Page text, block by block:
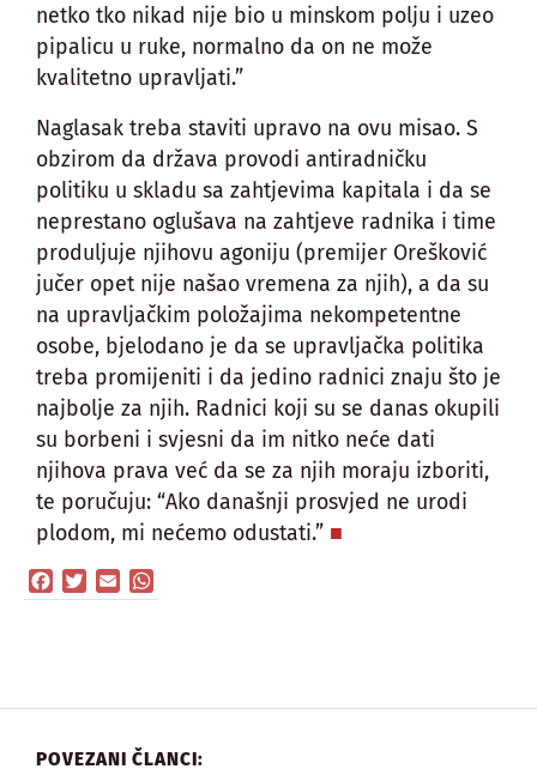
netko tko nikad nije bio u minskom polju i uzeo
pipalicu u ruke, normalno da on ne može
kvalitetno upravljati.”
Naglasak treba staviti upravo na ovu misao. S
obzirom da država provodi antiradničku
politiku u skladu sa zahtjevima kapitala i da se
neprestano oglušava na zahtjeve radnika i time
produljuje njihovu agoniju (premijer Orešković
jučer opet nije našao vremena za njih), a da su
na upravljačkim položajima nekompetentne
osobe, bjelodano je da se upravljačka politika
treba promijeniti i da jedino radnici znaju što je
najbolje za njih. Radnici koji su se danas okupili
su borbeni i svjesni da im nitko neće dati
njihova prava već da se za njih moraju izboriti,
te poručuju: “Ako današnji prosvjed ne urodi
plodom, mi nećemo odustati.”
Facebook
TwitterEmail
POVEZANI ČLANCI: